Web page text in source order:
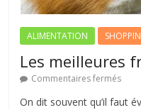
ALIMENTATION
Les meilleures
Commentaires fermés
On dit souvent qu’il faut